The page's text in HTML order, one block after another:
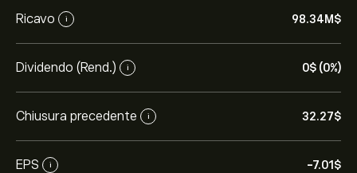
Ricavo i 98.34M‎$‎
Dividendo (Rend.) i 0‎$‎ (0%)
Chiusura precedente i 32.27‎$‎
EPS i -7.01‎$‎